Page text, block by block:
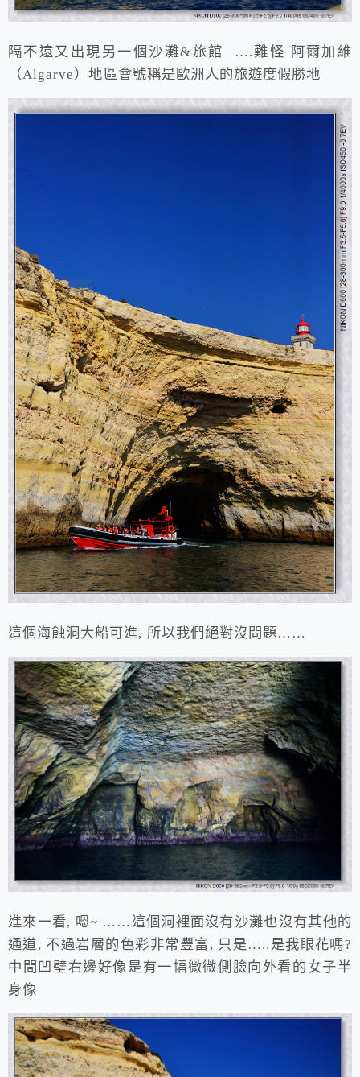
隔不遠又出現另一個沙灘&旅館 ….難怪 阿爾加維
（Algarve）地區會號稱是歐洲人的旅遊度假勝地
這個海蝕洞大船可進, 所以我們絕對沒問題……
進來一看, 嗯~ ……這個洞裡面沒有沙灘也沒有其他的
通道, 不過岩層的色彩非常豐富, 只是…..是我眼花嗎?
中間凹壁右邊好像是有一幅微微側臉向外看的女子半
身像